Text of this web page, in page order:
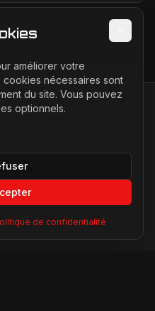
Ferrari. F1, nouveaux
améliorer votre
nécessaires sont
du site. Vous pouvez
optionnels.
de confidentialité